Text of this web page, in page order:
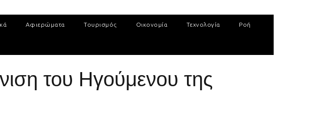
Αφιερώματα Τουρισμός Οικονομία Τεχνολογία Ροή
του Ηγούμενου της